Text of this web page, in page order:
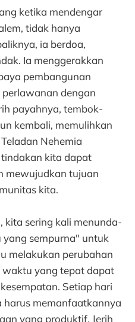
ketika mendengar
tidak hanya
ia berdoa,
Ia menggerakkan
pembangunan
dengan
payahnya, tembok-
kembali, memulihkan
Nehemia
kita dapat
mewujudkan tujuan
kita.
kita sering kali menunda-
sempurna" untuk
melakukan perubahan
waktu yang tepat dapat
Setiap hari
harus memanfaatkannya
yang produktif. Jerih